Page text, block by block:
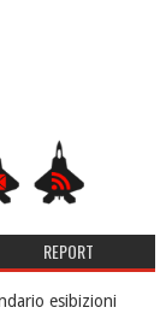
REPORT
esibizioni